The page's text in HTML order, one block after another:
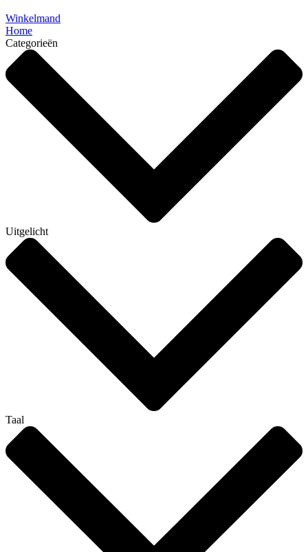
Winkelmand
Home
Categorieën
Uitgelicht
Taal